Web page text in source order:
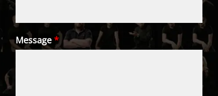
Message *